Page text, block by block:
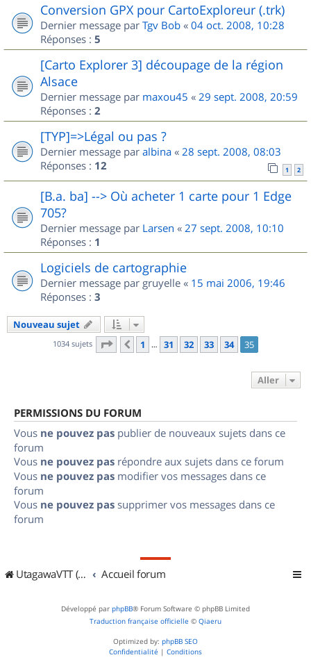
Conversion GPX pour CartoExploreur (.trk)
Dernier message par Tgv Bob « 04 oct. 2008, 10:28
Réponses : 5
[Carto Explorer 3] découpage de la région
Alsace
Dernier message par maxou45 « 29 sept. 2008, 20:59
Réponses : 2
[TYP]=>Légal ou pas ?
Dernier message par albina « 28 sept. 2008, 08:03
Réponses : 12 1 2
[B.a. ba] --> Où acheter 1 carte pour 1 Edge
705?
Dernier message par Larsen « 27 sept. 2008, 10:10
Réponses : 1
Logiciels de cartographie
Dernier message par gruyelle « 15 mai 2006, 19:46
Réponses : 3
Nouveau sujet
1034 sujets Page 35 sur35
Précédent
1 … 31 32 33 34 35
Aller
PERMISSIONS DU FORUM
Vous ne pouvez pas publier de nouveaux sujets dans ce
forum
Vous ne pouvez pas répondre aux sujets dans ce forum
Vous ne pouvez pas modifier vos messages dans ce
forum
Vous ne pouvez pas supprimer vos messages dans ce
forum
UtagawaVTT (Randos VTT et VTTAE avec traces GPS) Accueil forum
Développé par phpBB® Forum Software © phpBB Limited
Traduction française officielle © Qiaeru
Optimized by: phpBB SEO
Confidentialité | Conditions